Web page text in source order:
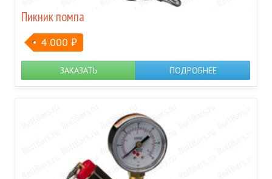
Пикник помпа
4 000 ₽
ЗАКАЗАТЬ ПОДРОБНЕЕ